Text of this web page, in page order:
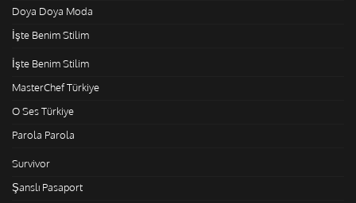
Doya Doya Moda
İşte Benim Stilim
İşte Benim Stilim
MasterChef Türkiye
O Ses Türkiye
Parola Parola
Survivor
Şanslı Pasaport